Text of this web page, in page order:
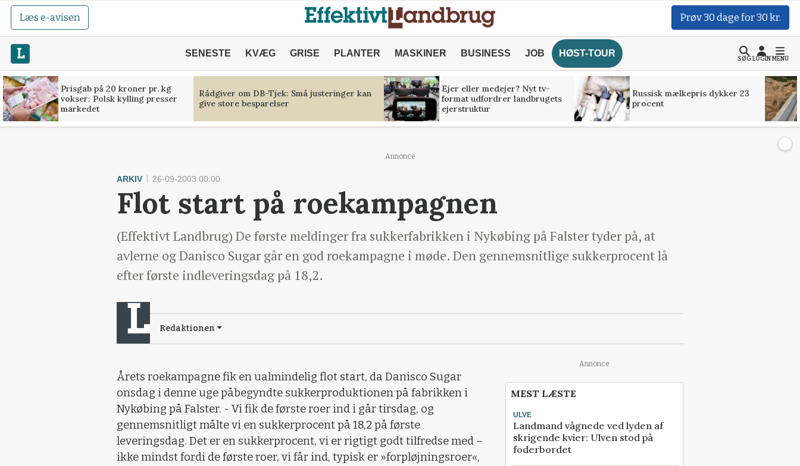
Læs e-avisen Prøv 30 dage for 30 kr.
SENESTE KVÆG GRISE PLANTER MASKINER BUSINESS JOB HØST-TOUR
SØGLOGINMENU
Prisgab på 20 kroner pr. kg
vokser: Polsk kylling presser
markedet
Rådgiver om DB-Tjek: Små justeringer kan
give store besparelser
Ejer eller medejer? Nyt tv-
format udfordrer landbrugets
ejerstruktur
Russisk mælkepris dykker 23
procent
Annonce
ARKIV 26-09-2003 00:00
Flot start på roekampagnen
(Effektivt Landbrug) De første meldinger fra sukkerfabrikken i Nykøbing på Falster tyder på, at
avlerne og Danisco Sugar går en god roekampagne i møde. Den gennemsnitlige sukkerprocent lå
efter første indleveringsdag på 18,2.
Redaktionen
Årets roekampagne fik en ualmindelig flot start, da Danisco Sugar
onsdag i denne uge påbegyndte sukkerproduktionen på fabrikken i
Nykøbing på Falster. - Vi fik de første roer ind i går tirsdag, og
gennemsnitligt målte vi en sukkerprocent på 18,2 på første
leveringsdag. Det er en sukkerprocent, vi er rigtigt godt tilfredse med –
ikke mindst fordi de første roer, vi får ind, typisk er »forpløjningsroer«,
Annonce
MEST LÆSTE
ULVE
Landmand vågnede ved lyden af
skrigende kvier: Ulven stod på
foderbordet